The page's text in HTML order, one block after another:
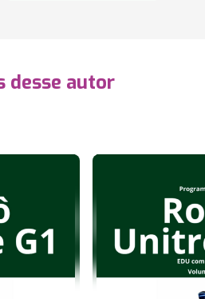
desse autor